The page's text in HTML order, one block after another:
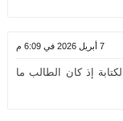
7 أبريل 2026 في 6:09 م
إذ كان الطالب ما